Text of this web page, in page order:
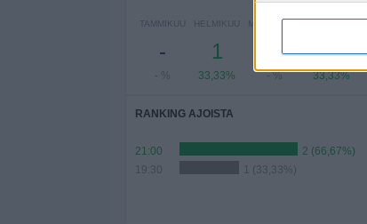
TAMMIKUU
-
- %
HELMIKUU
1
33,33%
MAALISKUU
- %
1
33,33%
RANKING AJOISTA
21:00
2 (66,67%)
19:30
1 (33,33%)